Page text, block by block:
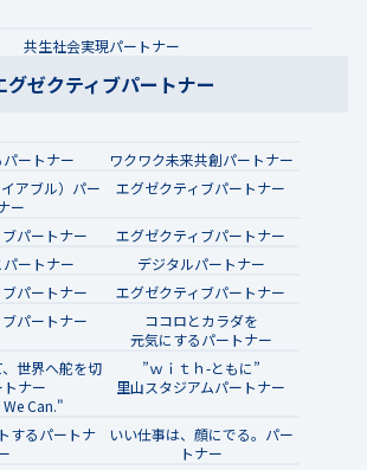
共生社会実現パートナー
グゼクティブパートナー
ートナー
ワクワク未来共創パートナー
アブル）パー
ー
エグゼクティブパートナー
パートナー
エグゼクティブパートナー
ートナー
デジタルパートナー
パートナー
エグゼクティブパートナー
パートナー
ココロとカラダを
元気にするパートナー
世界へ舵を切
ナー
We Can."
”ｗｉｔｈ-ともに”
里山スタジアムパートナー
するパートナ
いい仕事は、顔にでる。パー
トナー